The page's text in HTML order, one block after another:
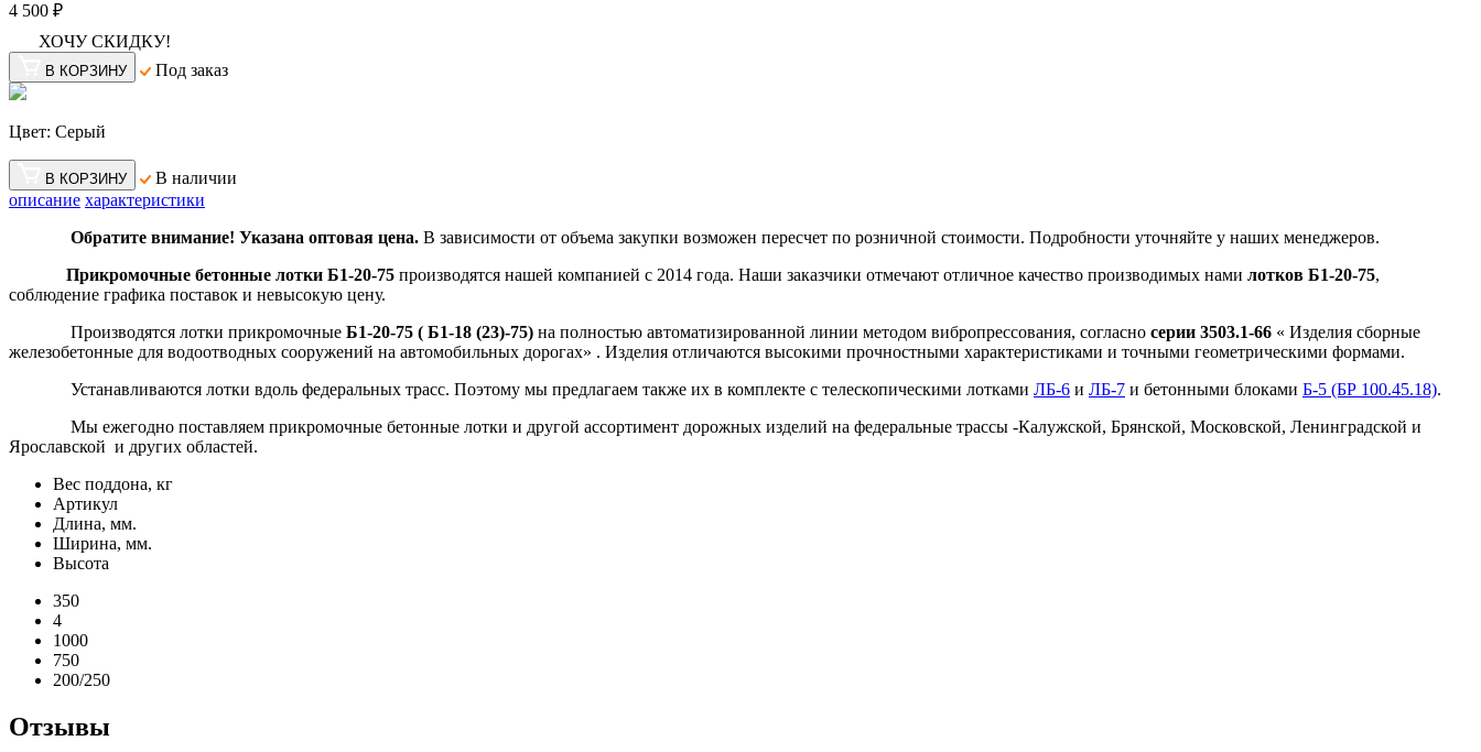
4 500 ₽
ХОЧУ СКИДКУ!
В КОРЗИНУ Под заказ
Цвет: Серый
В КОРЗИНУ
В наличии
описание характеристики
Обратите внимание! Указана оптовая цена. В зависимости от объема закупки возможен пересчет по розничной стоимости. Подробности уточняйте у наших менеджеров.
Прикромочные бетонные лотки Б1-20-75 производятся нашей компанией с 2014 года. Наши заказчики отмечают отличное качество производимых нами лотков Б1-20-75,
соблюдение графика поставок и невысокую цену.
Производятся лотки прикромочные Б1-20-75 ( Б1-18 (23)-75) на полностью автоматизированной линии методом вибропрессования, согласно серии 3503.1-66 « Изделия сборные
железобетонные для водоотводных сооружений на автомобильных дорогах» . Изделия отличаются высокими прочностными характеристиками и точными геометрическими формами.
Устанавливаются лотки вдоль федеральных трасс. Поэтому мы предлагаем также их в комплекте с телескопическими лотками ЛБ-6 и ЛБ-7 и бетонными блоками Б-5 (БР 100.45.18).
Мы ежегодно поставляем прикромочные бетонные лотки и другой ассортимент дорожных изделий на федеральные трассы -Калужской, Брянской, Московской, Ленинградской и
Ярославской и других областей.
Вес поддона, кг
Артикул
Длина, мм.
Ширина, мм.
Высота
350
4
1000
750
200/250
Отзывы